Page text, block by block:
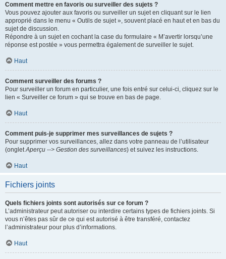
Comment mettre en favoris ou surveiller des sujets ?
Vous pouvez ajouter aux favoris ou surveiller un sujet en cliquant sur le lien
approprié dans le menu « Outils de sujet », souvent placé en haut et en bas du
sujet de discussion.
Répondre à un sujet en cochant la case du formulaire « M’avertir lorsqu’une
réponse est postée » vous permettra également de surveiller le sujet.
Haut
Comment surveiller des forums ?
Pour surveiller un forum en particulier, une fois entré sur celui-ci, cliquez sur le
lien « Surveiller ce forum » qui se trouve en bas de page.
Haut
Comment puis-je supprimer mes surveillances de sujets ?
Pour supprimer vos surveillances, allez dans votre panneau de l’utilisateur
(ongletAperçu --> Gestion des surveillances) et suivez les instructions.
Haut
Fichiers joints
Quels fichiers joints sont autorisés sur ce forum ?
L’administrateur peut autoriser ou interdire certains types de fichiers joints. Si
vous n’êtes pas sûr de ce qui est autorisé à être transféré, contactez
l’administrateur pour plus d’informations.
Haut